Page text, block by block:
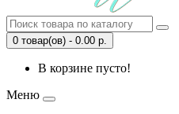
0 товар(ов) - 0.00 р.
В корзине пусто!
Меню